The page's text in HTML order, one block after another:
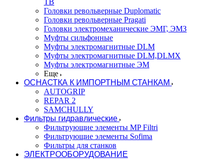
ТВ
Головки револьверные Duplomatic
Головки револьверные Pragati
Головки электромеханические ЭМГ, ЭМЗ
Муфты сильфонные
Муфты электромагнитные DLM
Муфты электромагнитные DLM,DLMX
Муфты электромагнитные ЭМ
Еще
ОСНАСТКА К ИМПОРТНЫМ СТАНКАМ
AUTOGRIP
REPAR 2
SAMCHULLY
Фильтры гидравлические
Фильтрующие элементы MP Filtri
Фильтрующие элементы Sofima
Фильтры для станков
ЭЛЕКТРООБОРУДОВАНИЕ